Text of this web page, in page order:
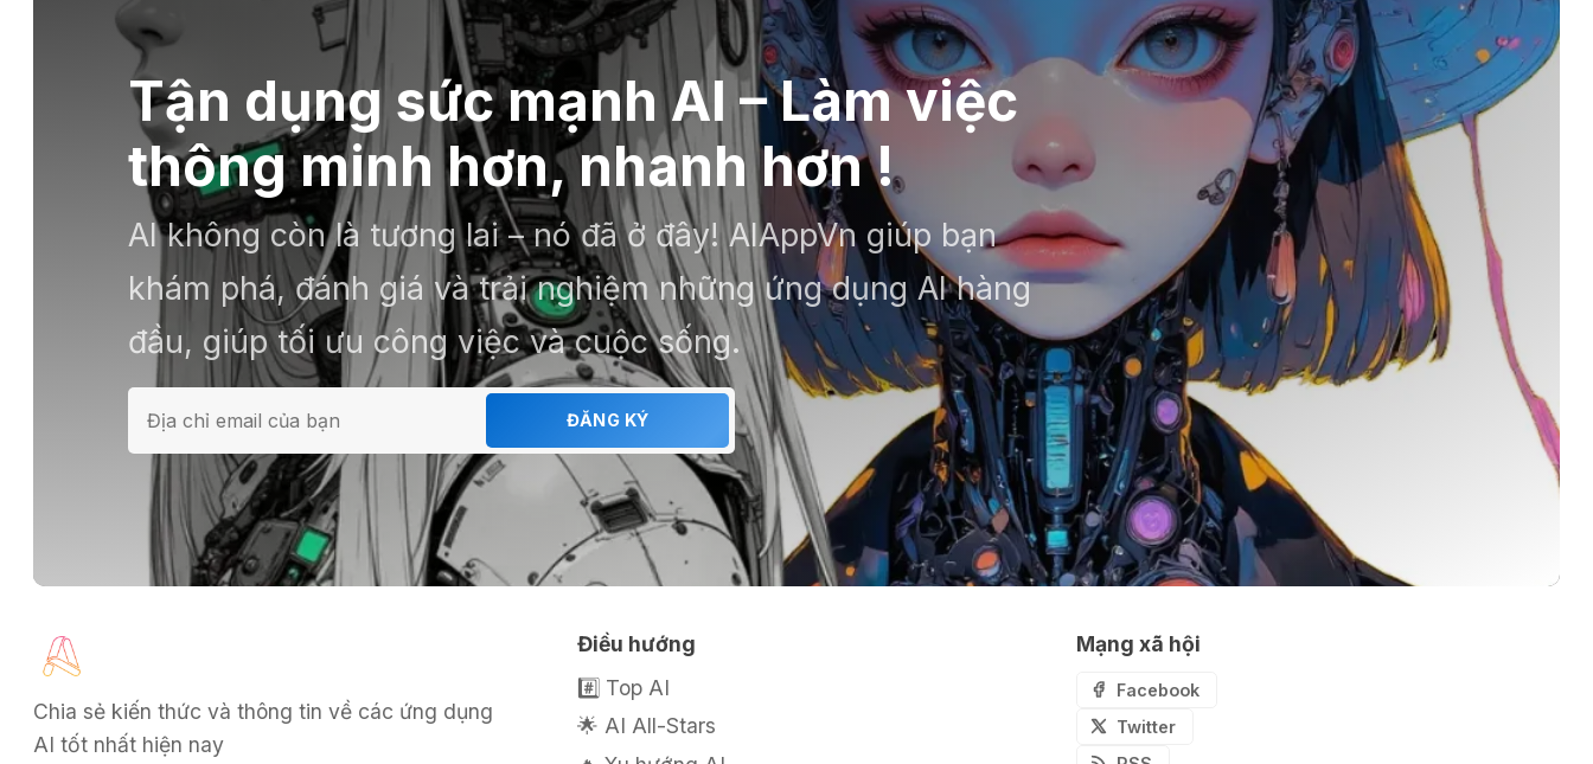
Tận dụng sức mạnh AI – Làm việc
thông minh hơn, nhanh hơn !
AI không còn là tương lai – nó đã ở đây! AIAppVn giúp bạn
khám phá, đánh giá và trải nghiệm những ứng dụng AI hàng
đầu, giúp tối ưu công việc và cuộc sống.
ĐĂNG KÝ
Chia sẻ kiến thức và thông tin về các ứng dụng
AI tốt nhất hiện nay
Điều hướng
#️⃣ Top AI
🌟 AI All-Stars
Mạng xã hội
Facebook
Twitter